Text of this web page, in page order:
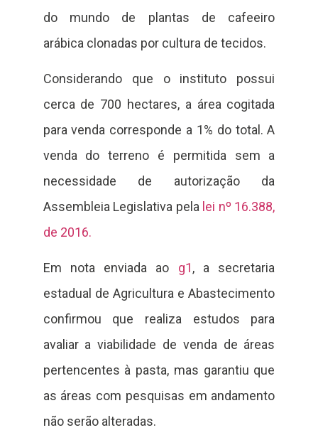
do mundo de plantas de cafeeiro
arábica clonadas por cultura de tecidos.
Considerando que o instituto possui
cerca de 700 hectares, a área cogitada
para venda corresponde a 1% do total. A
venda do terreno é permitida sem a
necessidade de autorização da
Assembleia Legislativa pela lei nº 16.388,
de 2016.
Em nota enviada ao g1, a secretaria
estadual de Agricultura e Abastecimento
confirmou que realiza estudos para
avaliar a viabilidade de venda de áreas
pertencentes à pasta, mas garantiu que
as áreas com pesquisas em andamento
não serão alteradas.